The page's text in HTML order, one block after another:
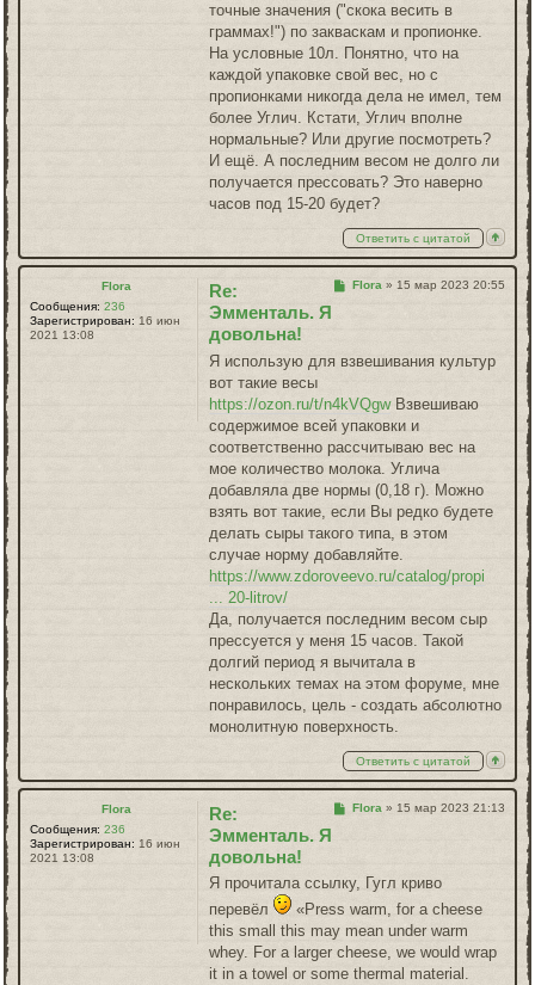
точные значения ("скока весить в
граммах!") по закваскам и пропионке.
На условные 10л. Понятно, что на
каждой упаковке свой вес, но с
пропионками никогда дела не имел, тем
более Углич. Кстати, Углич вполне
нормальные? Или другие посмотреть?
И ещё. А последним весом не долго ли
получается прессовать? Это наверно
часов под 15-20 будет?
Ответить с цитатой
Flora
Сообщения: 236
Зарегистрирован: 16 июн
2021 13:08
Сообщение
Flora » 15 мар 2023 20:55
Re:
Эмменталь. Я
довольна!
Я использую для взвешивания культур
вот такие весы
https://ozon.ru/t/n4kVQgwВзвешиваю
содержимое всей упаковки и
соответственно рассчитываю вес на
мое количество молока. Углича
добавляла две нормы (0,18 г). Можно
взять вот такие, если Вы редко будете
делать сыры такого типа, в этом
случае норму добавляйте.
https://www.zdoroveevo.ru/catalog/propi
... 20-litrov/
Да, получается последним весом сыр
прессуется у меня 15 часов. Такой
долгий период я вычитала в
нескольких темах на этом форуме, мне
понравилось, цель - создать абсолютно
монолитную поверхность.
Ответить с цитатой
Flora
Сообщения: 236
Зарегистрирован: 16 июн
2021 13:08
Сообщение
Flora » 15 мар 2023 21:13
Re:
Эмменталь. Я
довольна!
Я прочитала ссылку, Гугл криво
перевёл
«Press warm, for a cheese
this small this may mean under warm
whey. For a larger cheese, we would wrap
it in a towel or some thermal material.